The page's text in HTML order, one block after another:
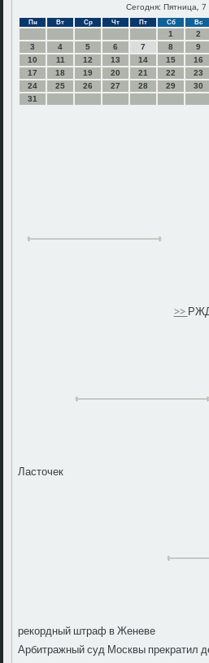
Сегодня: Пятница, 7
Пн Вт Ср Чт Пт Сб Вс
1
2
3
4 5 6 7 8
9
10
11 12 13 14 15
16
17
18 19 20 21 22
23
24
25 26 27 28 29
30
31
>>РЖД
Ласточек
рекордный штраф в Женеве
Арбитражный суд Москвы прекратил